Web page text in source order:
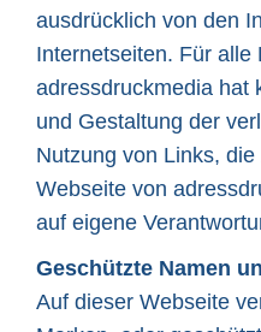
ausdrücklich von den
Internetseiten. Für alle
adressdruckmedia hat
und Gestaltung der
Nutzung von Links,
Webseite von
auf eigene
Geschützte Namen
Auf dieser Webseite